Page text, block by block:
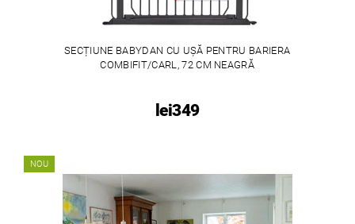
SECȚIUNE BABYDAN CU UȘĂ PENTRU BARIERA
COMBIFIT/CARL, 72 CM NEAGRĂ
lei349
NOU